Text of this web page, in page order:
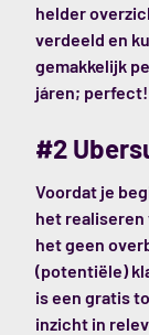
helder
verdeeld en
gemakkelijk
járen; perfect!
#2
Voordat je
het
het geen
(potentiële)
is een gratis
inzicht in